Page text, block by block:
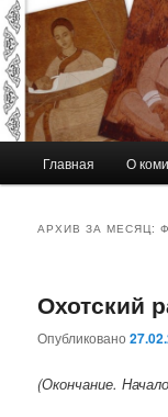
Перейти
к
основному
содержимому
Перейти
к
дополнительному
содержимому
Идите и
Журнал Комиссии
Севера
Главная О
АРХИВ ЗА МЕСЯЦ:
Охотский
Опубликовано
(Окончание.